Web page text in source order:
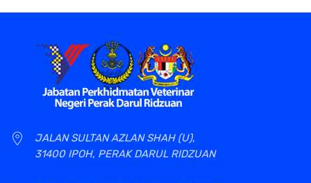
JALAN SULTAN AZLAN SHAH (U),
31400 IPOH, PERAK DARUL RIDZUAN